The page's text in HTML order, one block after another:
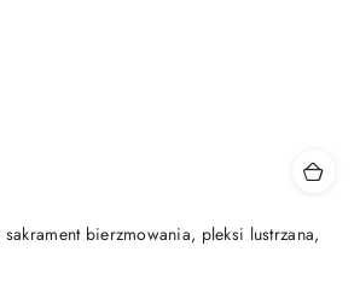
bierzmowania, pleksi lustrzana,